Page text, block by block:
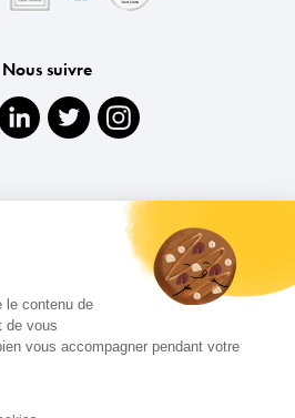
le contenu de
de vous
vous accompagner pendant votre
Nous suivre
relative aux cookies
de confidentialité
contacter